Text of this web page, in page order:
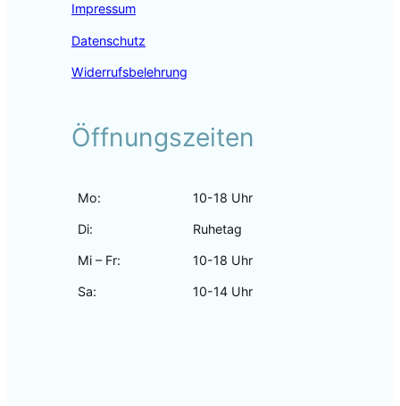
Impressum
Datenschutz
Widerrufsbelehrung
Öffnungszeiten
Mo: 10-18 Uhr
Di: Ruhetag
Mi – Fr: 10-18 Uhr
Sa: 10-14 Uhr